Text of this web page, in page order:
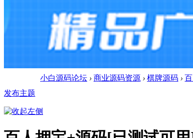
小白源码论坛 › 商业源码资源 › 棋牌源码 ›
发布主题